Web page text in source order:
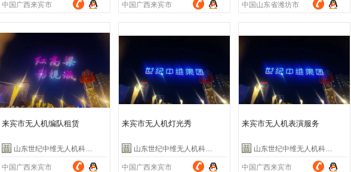
中国广西来宾市 中国广西来宾市 中国山东省潍坊市
来宾市无人机编队租赁
山东世纪中维无人机科技有限公司
中国广西来宾市
来宾市无人机灯光秀
山东世纪中维无人机科技有限公司
中国广西来宾市
来宾市无人机表演服务
山东世纪中维无人机科技有限公司
中国广西来宾市